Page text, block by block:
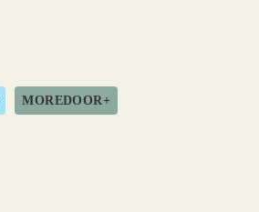
MOREDOOR+